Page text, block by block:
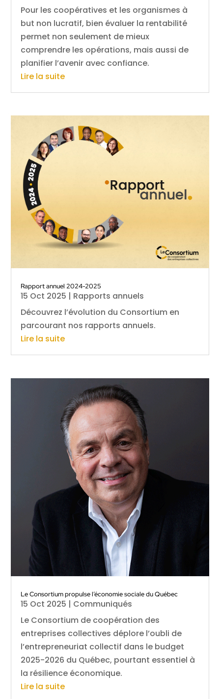
Pour les coopératives et les organismes à
but non lucratif, bien évaluer la rentabilité
permet non seulement de mieux
comprendre les opérations, mais aussi de
planifier l’avenir avec confiance.
Lire la suite
Rapport annuel 2024-2025
15 Oct 2025 | Rapports annuels
Découvrez l’évolution du Consortium en
parcourant nos rapports annuels.
Lire la suite
Le Consortium propulse l’économie sociale du Québec
15 Oct 2025 | Communiqués
Le Consortium de coopération des
entreprises collectives déplore l’oubli de
l’entrepreneuriat collectif dans le budget
2025-2026 du Québec, pourtant essentiel à
la résilience économique.
Lire la suite